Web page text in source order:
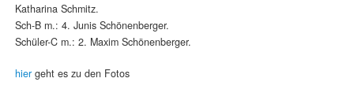
Katharina Schmitz.
Sch-B m.: 4. Junis Schönenberger.
Schüler-C m.: 2. Maxim Schönenberger.
hiergeht es zu den Fotos